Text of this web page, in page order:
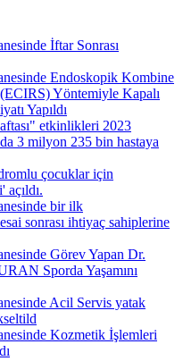
İftar Sonrası
Endoskopik Kombine
Yöntemiyle Kapalı
Yapıldı
etkinlikleri 2023
3 milyon 235 bin hastaya
çocuklar için
bir ilk
sonrası ihtiyaç sahiplerine
Görev Yapan Dr.
Sporda Yaşamını
Acil Servis yatak
Kozmetik İşlemleri